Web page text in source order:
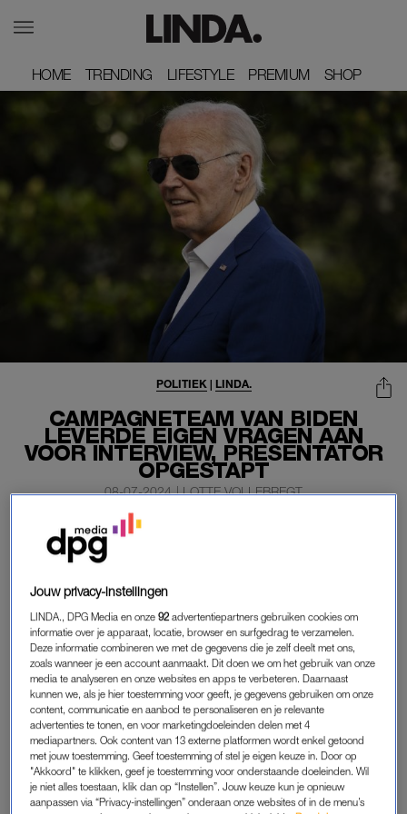
HOME
HOME TRENDING
TRENDING LIFESTYLE
LIFESTYLE PREMIUM
PREMIUM SHOP
SHOP
CAMPAGNETEAM VAN BIDEN
LEVERDE EIGEN VRAGEN AAN
VOOR INTERVIEW, PRESENTATOR
OPGESTAPT
POLITIEK | LINDA.
08-07-2024 | LOTTE VOLLEBREGT
Een Amerikaanse radiopresentator is opgestapt na een
interview met president Joe Biden. Bij haar eigen
De presentatrice laat weten dat de vragen waren bedacht en
aangeleverd door het team van Biden.
ONACCEPTABEL
Andrea Lawful-Sanders stelde de 81-jarige president vragen
voor haar programmaThe Source, die aan de interviewster
waren aangeleverd door zijn eigen campagneteam. Haar
radiozender WURD uit Pennsylvania vond dat onacceptabel,
zo berichten Amerikaanse media.
Jouw privacy-instellingen
LINDA., DPG Media en onze92 advertentiepartners gebruiken cookies om
informatie over je apparaat, locatie, browser en surfgedrag te verzamelen.
Deze informatie combineren we met de gegevens die je zelf deelt met ons,
zoals wanneer je een account aanmaakt. Dit doen we om het gebruik van onze
media te analyseren en onze websites en apps te verbeteren. Daarnaast
kunnen we, als je hier toestemming voor geeft, je gegevens gebruiken om onze
content, communicatie en aanbod te personaliseren en je relevante
advertenties te tonen, en voor marketingdoeleinden delen met 4
mediapartners. Ook content van 13 externe platformen wordt enkel getoond
met jouw toestemming. Geef toestemming of stel je eigen keuze in. Door op
"Akkoord" te klikken, geef je toestemming voor onderstaande doeleinden. Wil
je niet alles toestaan, klik dan op “Instellen”. Jouw keuze kun je opnieuw
aanpassen via “Privacy-instellingen” onderaan onze websites of in de menu’s